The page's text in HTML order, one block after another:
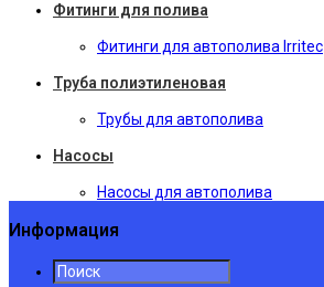
Фитинги для полива
Фитинги для автополива Irritec
Труба полиэтиленовая
Трубы для автополива
Насосы
Насосы для автополива
Информация